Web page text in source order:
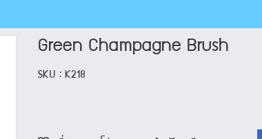
Green Champagne Brush
SKU : K218